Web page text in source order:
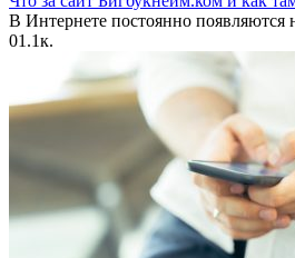
В Интернете постоянно появляются
01.1к.